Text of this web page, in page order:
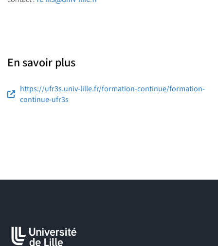
En savoir plus
https://ufr3s.univ-lille.fr/formation-continue/formation-
continue-ufr3s